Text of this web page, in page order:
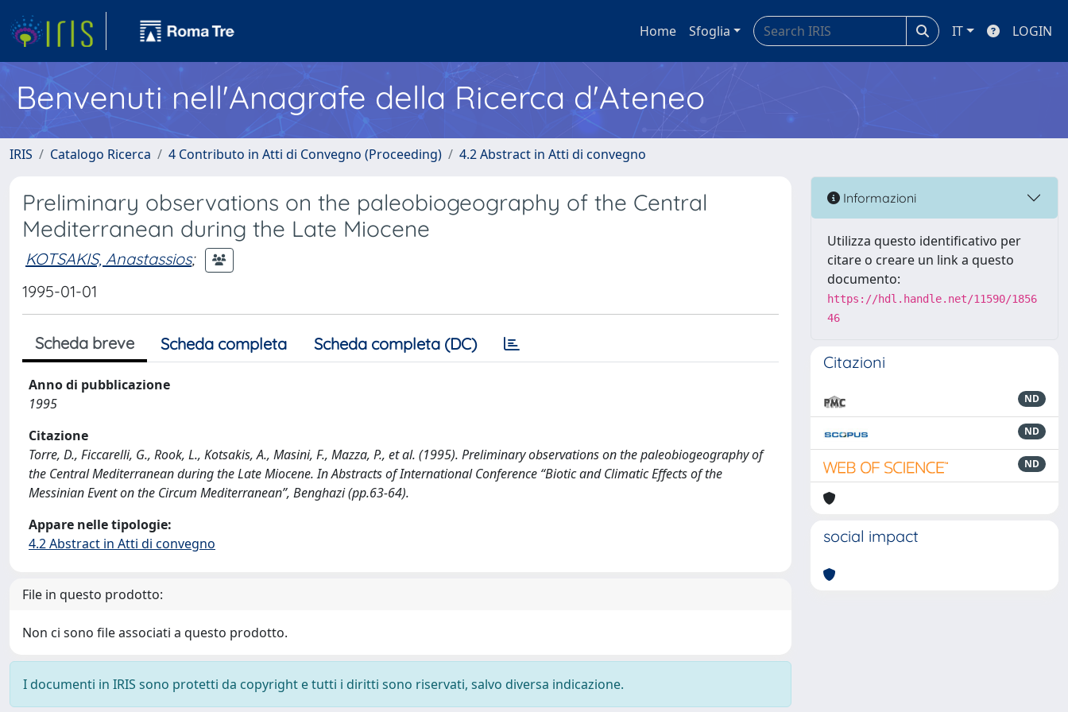
Home Sfoglia IT LOGIN
Benvenuti nell'Anagrafe della Ricerca d'Ateneo
IRIS Catalogo Ricerca 4 Contributo in Atti di Convegno (Proceeding) 4.2 Abstract in Atti di convegno
Preliminary observations on the paleobiogeography of the Central
Mediterranean during the Late Miocene
KOTSAKIS, Anastassios;
1995-01-01
Scheda breve Scheda completa Scheda completa (DC)
Anno di pubblicazione
1995
Citazione
Torre, D., Ficcarelli, G., Rook, L., Kotsakis, A., Masini, F., Mazza, P., et al. (1995). Preliminary observations on the paleobiogeography of
the Central Mediterranean during the Late Miocene. In Abstracts of International Conference “Biotic and Climatic Effects of the
Messinian Event on the Circum Mediterranean”, Benghazi (pp.63-64).
Appare nelle tipologie:
4.2 Abstract in Atti di convegno
File in questo prodotto:
Non ci sono file associati a questo prodotto.
I documenti in IRIS sono protetti da copyright e tutti i diritti sono riservati, salvo diversa indicazione.
Informazioni
Utilizza questo identificativo per
citare o creare un link a questo
documento:
https://hdl.handle.net/11590/1856
46
Citazioni
ND
ND
ND
social impact